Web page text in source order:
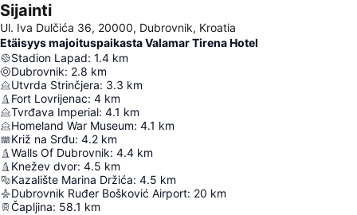
Sijainti
Ul. Iva Dulčića 36, 20000, Dubrovnik, Kroatia
Etäisyys majoituspaikasta Valamar Tirena Hotel
Stadion Lapad: 1.4 km
Dubrovnik: 2.8 km
Utvrda Strinčjera: 3.3 km
Fort Lovrijenac: 4 km
Tvrđava Imperial: 4.1 km
Homeland War Museum: 4.1 km
Križ na Srđu: 4.2 km
Walls Of Dubrovnik: 4.4 km
Knežev dvor: 4.5 km
Kazalište Marina Držića: 4.5 km
Dubrovnik Ruđer Bošković Airport: 20 km
Čapljina: 58.1 km